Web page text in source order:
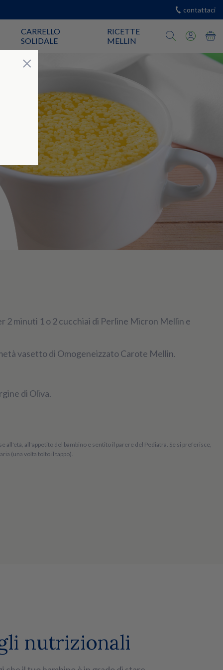
2 minuti 1 o 2 cucchiai di Perline Micron Mellin e
vasetto di Omogeneizzato Carote Mellin.
di Oliva.
all'appetito del bambino e sentito il parere del Pediatra. Se si preferisce,
(una volta tolto il tappo).
nutrizionali
×
contattaci
CARRELLO
SOLIDALE
RICETTE
MELLIN